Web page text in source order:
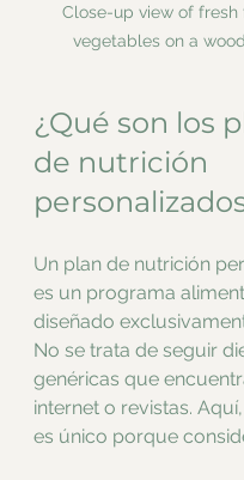
Close-up view of fresh
vegetables on a
¿Qué son los
de nutrición
Un plan de nutrición
es un programa
diseñado
No se trata de seguir
genéricas que
internet o revistas.
es único porque